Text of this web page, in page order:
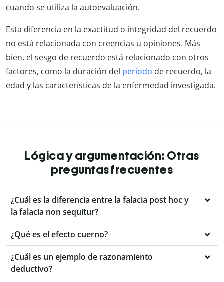
cuando se utiliza la autoevaluación.
Esta diferencia en la exactitud o integridad del recuerdo
no está relacionada con creencias u opiniones. Más
bien, el sesgo de recuerdo está relacionado con otros
factores, como la duración del periodo de recuerdo, la
edad y las características de la enfermedad investigada.
Lógica y argumentación: Otras
preguntas frecuentes
¿Cuál es la diferencia entre la falacia post hoc y
la falacia non sequitur?
¿Qué es el efecto cuerno?
¿Cuál es un ejemplo de razonamiento
deductivo?